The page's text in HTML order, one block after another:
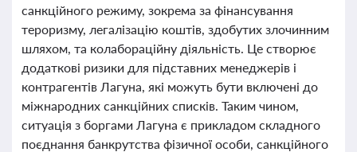
санкційного режиму, зокрема за фінансування
тероризму, легалізацію коштів, здобутих злочинним
шляхом, та колабораційну діяльність. Це створює
додаткові ризики для підставних менеджерів і
контрагентів Лагуна, які можуть бути включені до
міжнародних санкційних списків. Таким чином,
ситуація з боргами Лагуна є прикладом складного
поєднання банкрутства фізичної особи, санкційного